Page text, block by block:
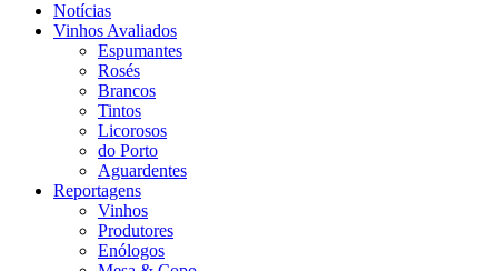
Notícias
Vinhos Avaliados
Espumantes
Rosés
Brancos
Tintos
Licorosos
do Porto
Aguardentes
Reportagens
Vinhos
Produtores
Enólogos